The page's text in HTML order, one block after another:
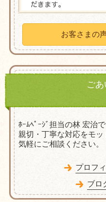
お客さまの
ご
ﾎｰﾑﾍﾟｰｼﾞ担当の林 宏治で
親切・丁寧な対応をモ
気軽にご相談ください。
プロフ
ブロ